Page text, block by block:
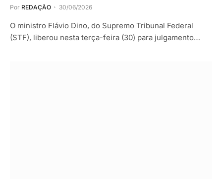
Por REDAÇÃO 30/06/2026
O ministro Flávio Dino, do Supremo Tribunal Federal
(STF), liberou nesta terça-feira (30) para julgamento…